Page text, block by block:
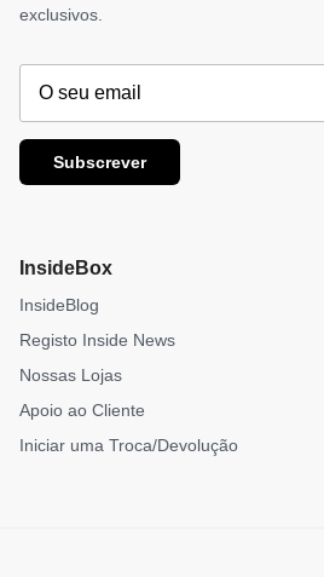
exclusivos.
Subscrever
InsideBox
InsideBlog
Registo Inside News
Nossas Lojas
Apoio ao Cliente
Iniciar uma Troca/Devolução